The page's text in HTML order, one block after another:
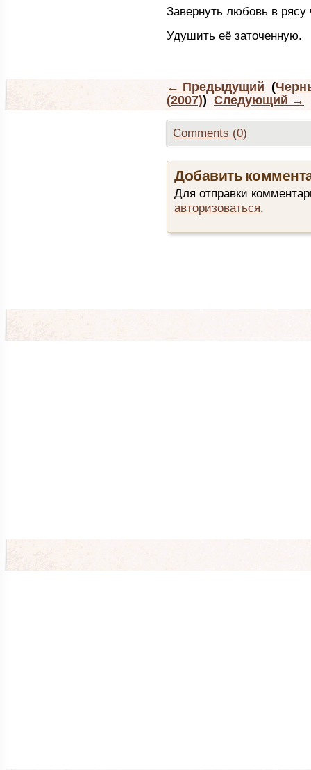
Завернуть любовь в рясу
Удушить её заточенную.
← Предыдущий (
(2007)) Следующий →
Comments (0)
Добавить
Для отправки
авторизоваться.